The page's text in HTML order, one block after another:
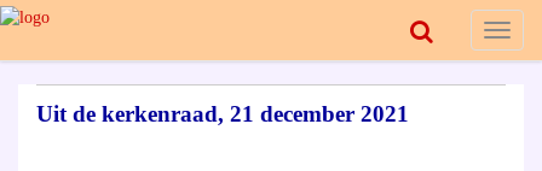
Toggle
Uit de kerkenraad, 21 december 2021